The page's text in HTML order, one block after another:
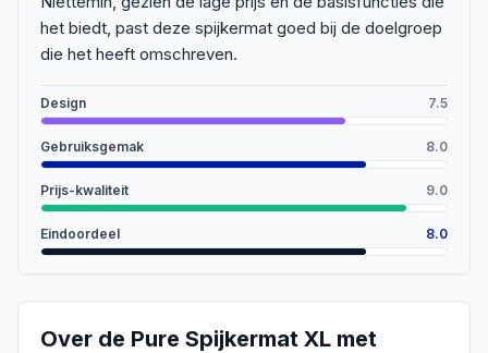
het biedt, past deze spijkermat goed bij de doelgroep
die het heeft omschreven.
Design 7.5
Gebruiksgemak 8.0
Prijs-kwaliteit 9.0
Eindoordeel 8.0
Over de Pure Spijkermat XL met